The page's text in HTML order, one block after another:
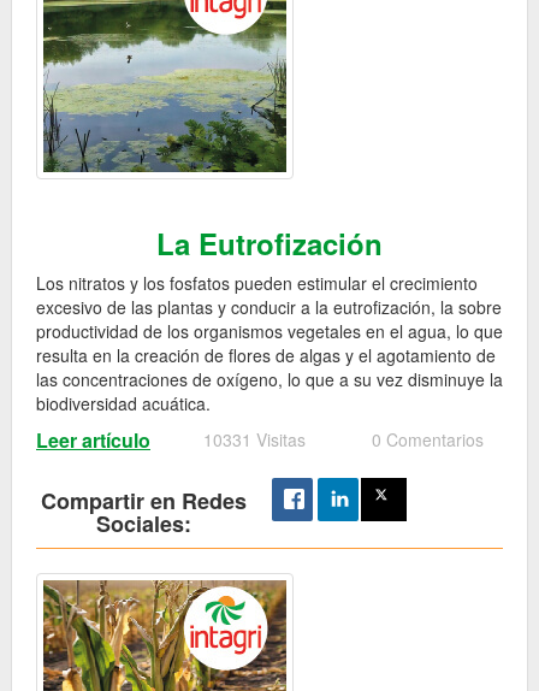
La Eutrofización
Los nitratos y los fosfatos pueden estimular el crecimiento
excesivo de las plantas y conducir a la eutrofización, la sobre
productividad de los organismos vegetales en el agua, lo que
resulta en la creación de flores de algas y el agotamiento de
las concentraciones de oxígeno, lo que a su vez disminuye la
biodiversidad acuática.
Leer artículo 10331 Visitas 0 Comentarios
Compartir en Redes
Sociales: